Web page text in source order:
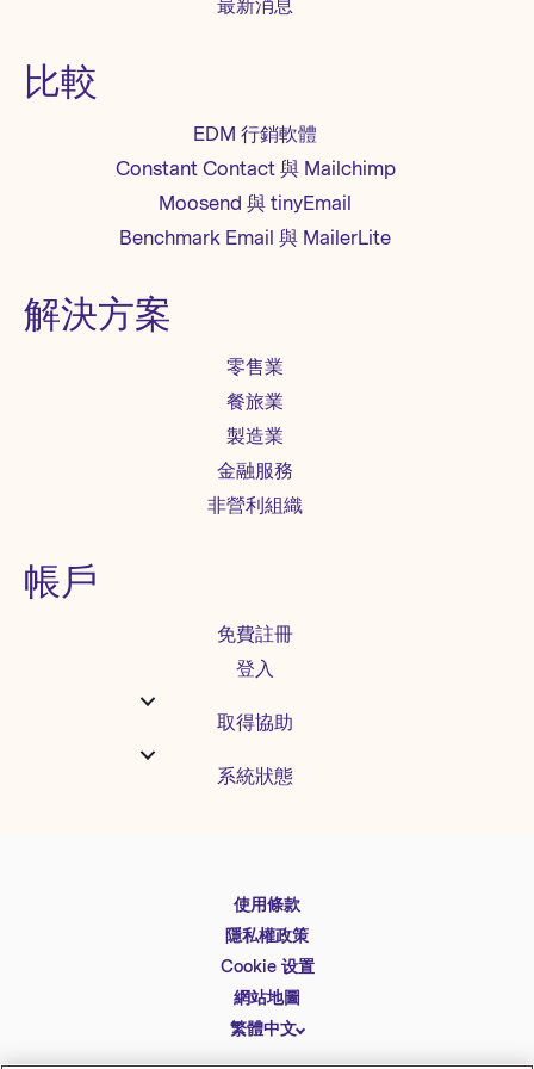
最新消息
比較
EDM 行銷軟體
Constant Contact 與 Mailchimp
Moosend 與 tinyEmail
Benchmark Email 與 MailerLite
解決方案
零售業
餐旅業
製造業
金融服務
非營利組織
帳戶
免費註冊
登入
取得協助
系統狀態
使用條款
隱私權政策
Cookie 设置
網站地圖
繁體中文
English
Español
Deutsch
简体中文